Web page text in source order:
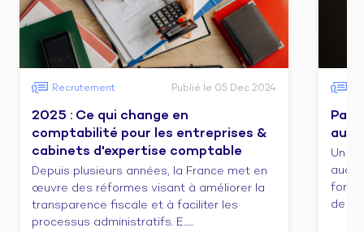
Recrutement Publié le 05 Dec 2024
2025 : Ce qui change en
comptabilité pour les entreprises &
cabinets d'expertise comptable
Depuis plusieurs années, la France met en
œuvre des réformes visant à améliorer la
transparence fiscale et à faciliter les
processus administratifs. E......
Un
de